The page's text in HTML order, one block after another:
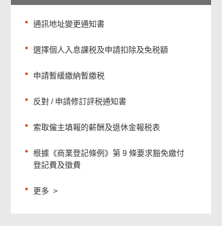
通訊地址變更通知書
選擇個人入息課税及申請扣除及免税額
申請暫緩繳納暫繳税
反對 / 申請修訂評税通知書
索取僱主填報的薪酬及退休金報税表
根據《商業登記條例》第 9 條要求豁免繳付
登記費及徵費
更多 >